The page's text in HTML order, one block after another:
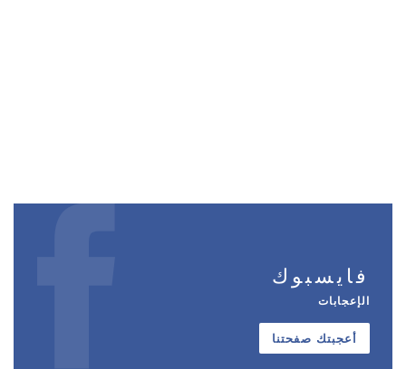
فايسبوك
الإعجابات
أعجبتك صفحتنا